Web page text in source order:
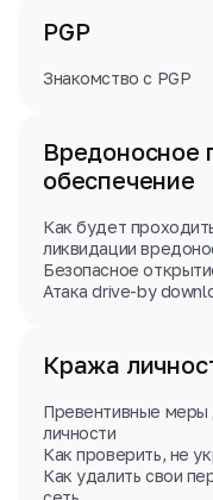
PGP
Знакомство с PGP
Вредоносное
обеспечение
Как будет
ликвидации
Безопасное
Атака drive-by
Кража
Превентивные
личности
Как проверить, не
Как удалить свои